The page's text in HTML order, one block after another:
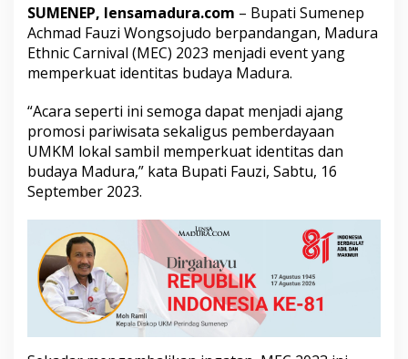
u
a
t
I
n
e
t
i
t
a
B
u
d
a
M
a
SUMENEP, lensamadura.com – Bupati Sumenep
Achmad Fauzi Wongsojudo berpandangan, Madura
Ethnic Carnival (MEC) 2023 menjadi event yang
memperkuat identitas budaya Madura.
“Acara seperti ini semoga dapat menjadi ajang
promosi pariwisata sekaligus pemberdayaan
UMKM lokal sambil memperkuat identitas dan
budaya Madura,” kata Bupati Fauzi, Sabtu, 16
September 2023.